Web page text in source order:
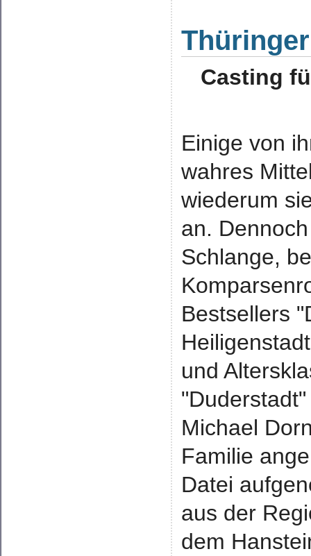
Casting
Einige von
wahres
wiederum
an.
Schlange,
Bestsellers
und
Michael
Familie
Datei
aus der
dem